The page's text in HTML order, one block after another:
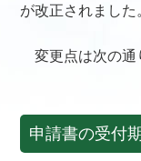
が改正されました
変更点は次の通
申請書の受付